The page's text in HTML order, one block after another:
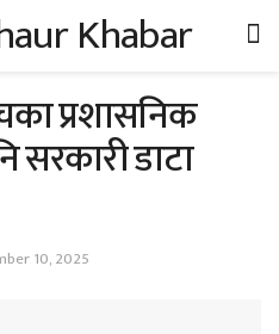
प्रशासनिक
सरकारी डाटा
10, 2025